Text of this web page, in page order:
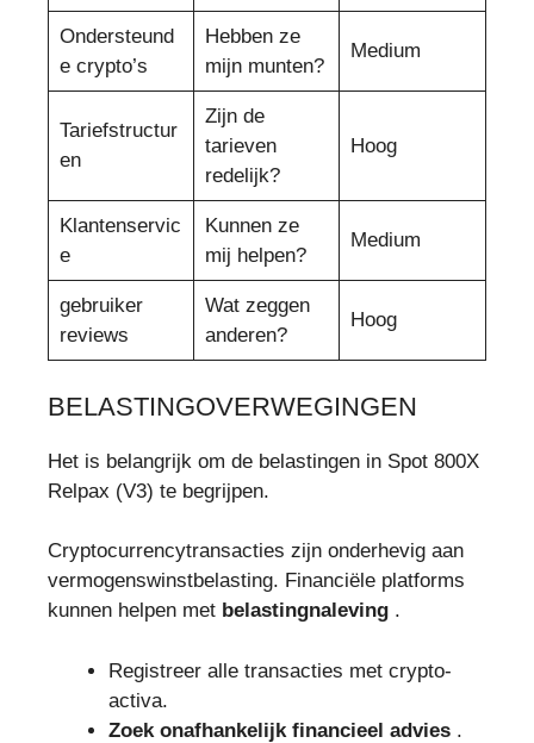
Ondersteund
e crypto’s
Hebben ze
mijn munten?
Medium
Tariefstructur
en
Zijn de
tarieven
redelijk?
Hoog
Klantenservic
e
Kunnen ze
mij helpen?
Medium
gebruiker
reviews
Wat zeggen
anderen?
Hoog
BELASTINGOVERWEGINGEN
Het is belangrijk om de belastingen in Spot 800X
Relpax (V3) te begrijpen.
Cryptocurrencytransacties zijn onderhevig aan
vermogenswinstbelasting. Financiële platforms
kunnen helpen met belastingnaleving .
Registreer alle transacties met crypto-
activa.
Zoek onafhankelijk financieel advies .